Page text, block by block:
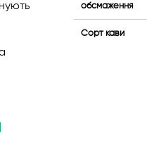
обсмаження
Сорт кави